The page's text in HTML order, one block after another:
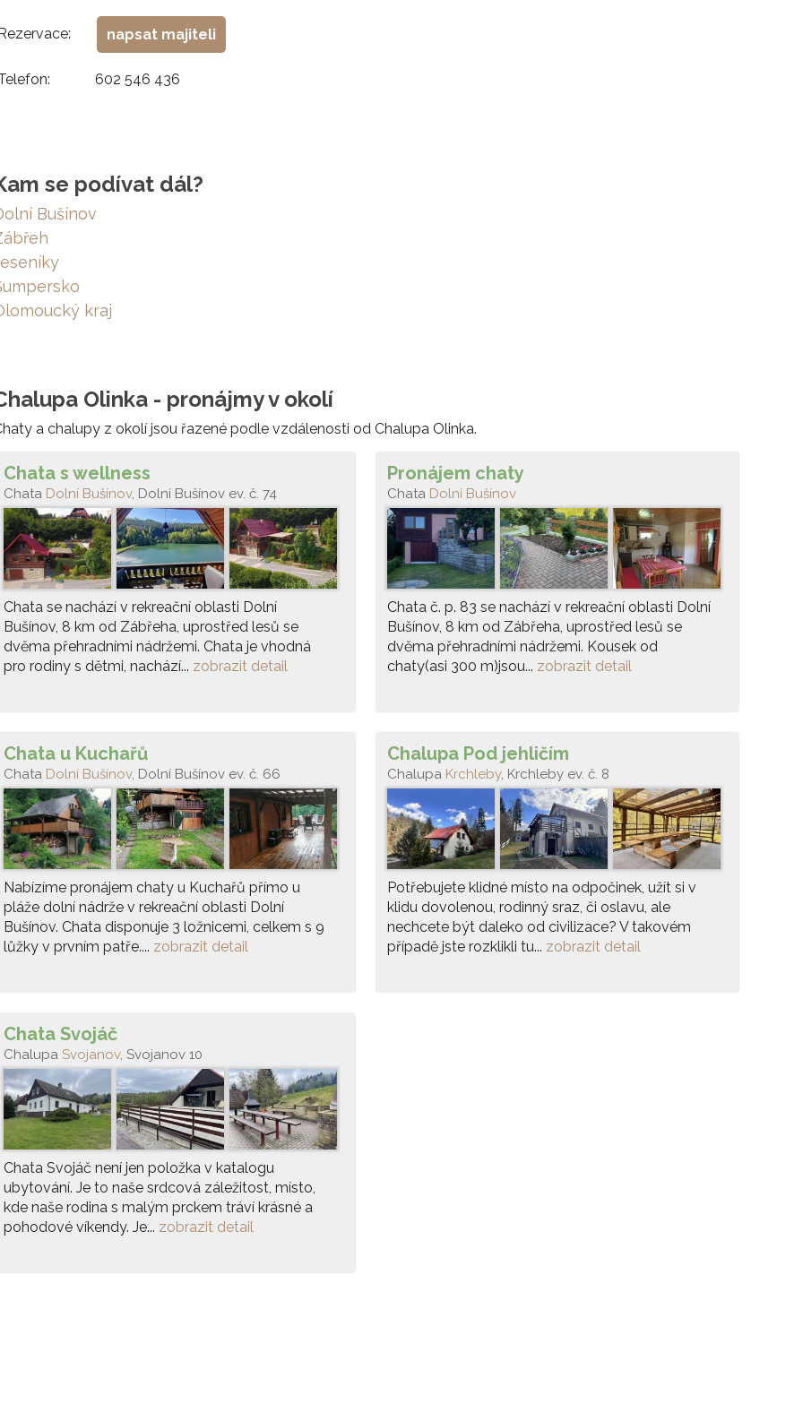
napsat majiteli
602 546 436
se podívat dál?
Bušínov
kraj
Olinka - pronájmy v okolí
a chalupy z okolí jsou řazené podle vzdálenosti od Chalupa Olinka.
Chata s wellness
Chata Dolní Bušínov, Dolní Bušínov ev. č. 74
Chata se nachází v rekreační oblasti Dolní
Bušínov, 8 km od Zábřeha, uprostřed lesů se
dvěma přehradními nádržemi. Chata je vhodná
pro rodiny s dětmi, nachází... zobrazit detail
Pronájem chaty
Chata Dolní Bušínov
Chata č. p. 83 se nachází v rekreační oblasti Dolní
Bušínov, 8 km od Zábřeha, uprostřed lesů se
dvěma přehradními nádržemi. Kousek od
chaty(asi 300 m)jsou... zobrazit detail
Chata u Kuchařů
Chata Dolní Bušínov, Dolní Bušínov ev. č. 66
Nabízíme pronájem chaty u Kuchařů přímo u
pláže dolní nádrže v rekreační oblasti Dolní
Bušínov. Chata disponuje 3 ložnicemi, celkem s 9
lůžky v prvním patře.... zobrazit detail
Chalupa Pod jehličím
Chalupa Krchleby, Krchleby ev. č. 8
Potřebujete klidné místo na odpočinek, užít si v
klidu dovolenou, rodinný sraz, či oslavu, ale
nechcete být daleko od civilizace? V takovém
případě jste rozklikli tu... zobrazit detail
Chata Svojáč
Chalupa Svojanov, Svojanov 10
Chata Svojáč není jen položka v katalogu
ubytování. Je to naše srdcová záležitost, místo,
kde naše rodina s malým prckem tráví krásné a
pohodové víkendy. Je... zobrazit detail